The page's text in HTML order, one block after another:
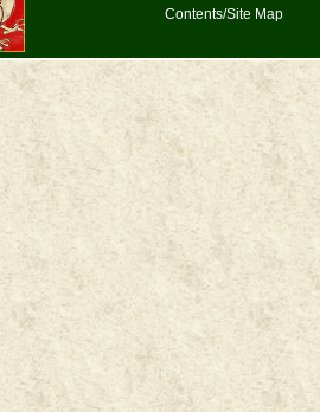
Contents/Site Map